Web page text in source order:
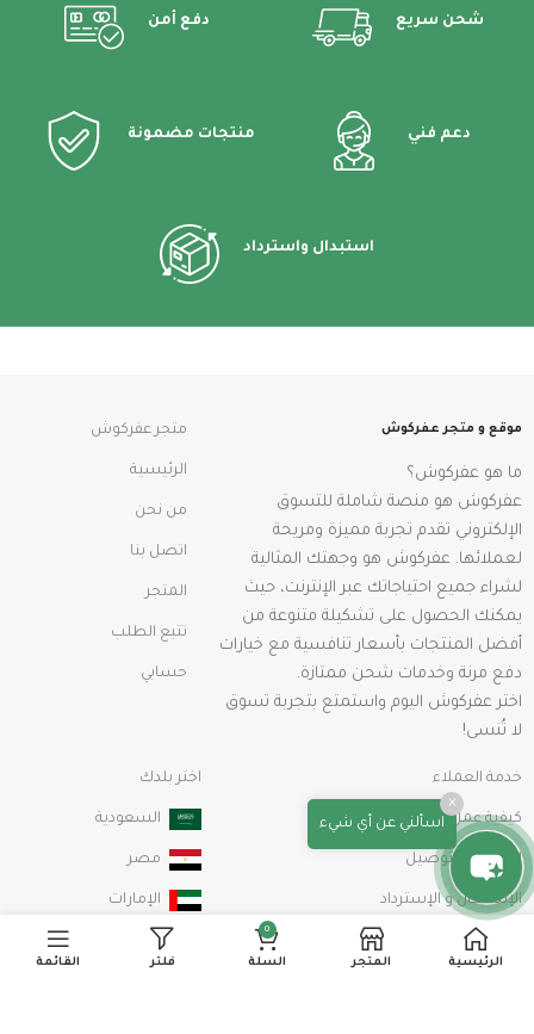
شحن سريع دفع أمن
دعم فني منتجات مضمونة
استبدال واسترداد
موقع و متجر عفركوش
ما هو عفركوش؟
عفركوش هو منصة شاملة للتسوق
الإلكتروني تقدم تجربة مميزة ومريحة
لعملائها. عفركوش هو وجهتك المثالية
لشراء جميع احتياجاتك عبر الإنترنت، حيث
يمكنك الحصول على تشكيلة متنوعة من
أفضل المنتجات بأسعار تنافسية مع خيارات
دفع مرنة وخدمات شحن ممتازة.
اختر عفركوش اليوم واستمتع بتجربة تسوق
لا تُنسى!
متجر عفركوش
الرئيسية
من نحن
اتصل بنا
المتجر
تتبع الطلب
حسابي
خدمة العملاء
كيفية عمل طلب شراء
الشحن والتوصيل
الإستبدال و الإسترداد
سياسة الخصوصية
اختر بلدك
السعودية
مصر
الإمارات
اسألني عن أي شيء
×
الرئيسية المتجر
0
السلة فلتر القائمة